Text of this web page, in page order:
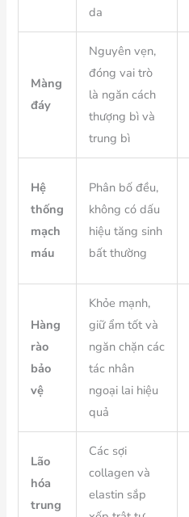
da
Màng
đáy
Nguyên vẹn,
đóng vai trò
là ngăn cách
thượng bì và
trung bì
Hệ
thống
mạch
máu
Phân bố đều,
không có dấu
hiệu tăng sinh
bất thường
Hàng
rào
bảo
vệ
Khỏe mạnh,
giữ ẩm tốt và
ngăn chặn các
tác nhân
ngoại lai hiệu
quả
Lão
hóa
trung
Các sợi
collagen và
elastin sắp